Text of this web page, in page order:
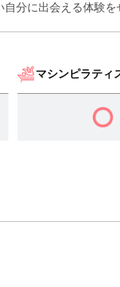
分に出会える体験を
マシンピラティ